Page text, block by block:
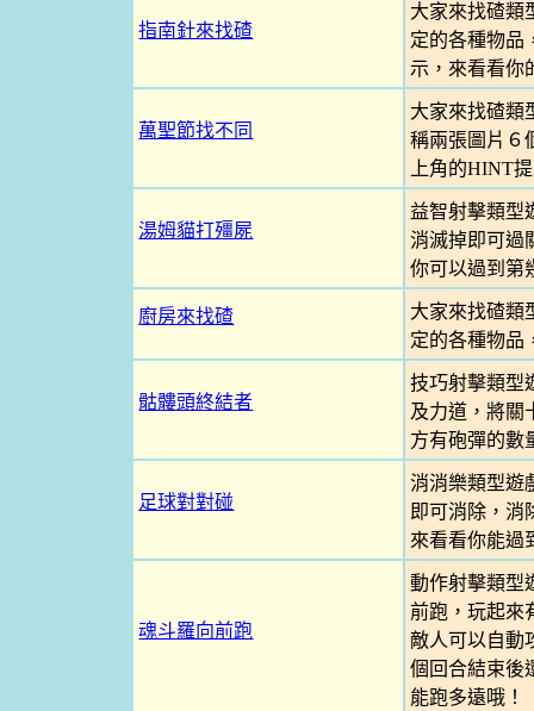
指南針來找碴
大家來找碴類
定的各種物品
示，來看看你
萬聖節找不同
大家來找碴類
稱兩張圖片６
上角的HINT
湯姆貓打殭屍
益智射擊類型
消滅掉即可過
你可以過到第
廚房來找碴
大家來找碴類
定的各種物品
骷髏頭終結者
技巧射擊類型
及力道，將關
方有砲彈的數
足球對對碰
消消樂類型遊
即可消除，消
來看看你能過
魂斗羅向前跑
動作射擊類型
前跑，玩起來
敵人可以自動
個回合結束後
能跑多遠哦！